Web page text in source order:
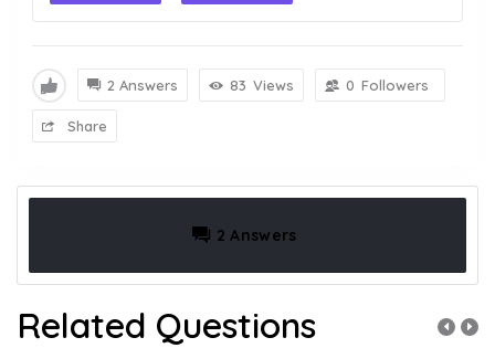
2 Answers 83 Views 0 Followers
Share
2 Answers
Related Questions